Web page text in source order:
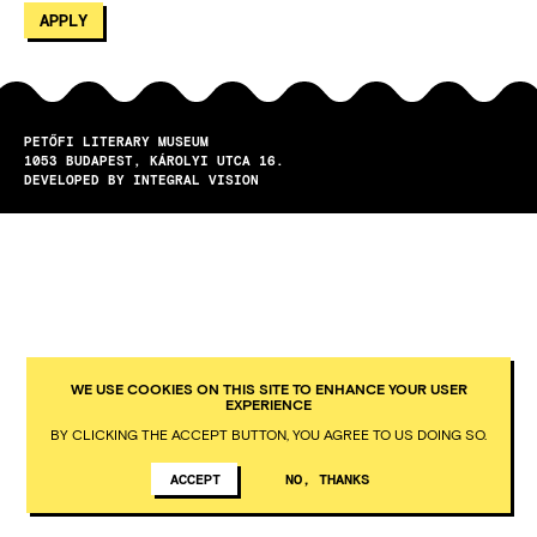
PETŐFI LITERARY MUSEUM
1053
BUDAPEST
KÁROLYI UTCA 16.
DEVELOPED BY INTEGRAL VISION
WE USE COOKIES ON THIS SITE TO ENHANCE YOUR USER
EXPERIENCE
BY CLICKING THE ACCEPT BUTTON, YOU AGREE TO US DOING SO.
ACCEPT NO, THANKS